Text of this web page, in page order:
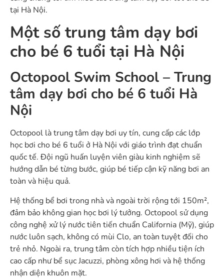
tại Hà Nội.
Một số trung tâm dạy bơi
cho bé 6 tuổi tại Hà Nội
Octopool Swim School – Trung
tâm dạy bơi cho bé 6 tuổi Hà
Nội
Octopool là trung tâm dạy bơi uy tín, cung cấp các lớp
học bơi cho bé 6 tuổi ở Hà Nội với giáo trình đạt chuẩn
quốc tế. Đội ngũ huấn luyện viên giàu kinh nghiệm sẽ
hướng dẫn bé từng bước, giúp bé tiếp cận kỹ năng bơi an
toàn và hiệu quả.
Hệ thống bể bơi trong nhà và ngoài trời rộng tới 150m²,
đảm bảo không gian học bơi lý tưởng. Octopool sử dụng
công nghệ xử lý nước tiên tiến chuẩn California (Mỹ), giúp
nước luôn sạch, không có mùi Clo, an toàn tuyệt đối cho
trẻ nhỏ. Ngoài ra, trung tâm còn tích hợp nhiều tiện ích
cao cấp như bể sục Jacuzzi, phòng xông hơi và hệ thống
nhận diện khuôn mặt.